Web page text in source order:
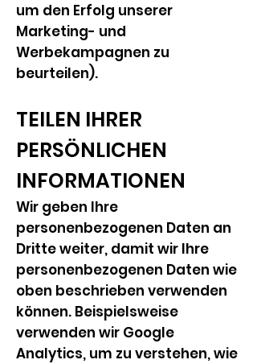
um den Erfolg unserer
Marketing- und
Werbekampagnen zu
beurteilen).
TEILEN IHRER
PERSÖNLICHEN
INFORMATIONEN
Wir geben Ihre
personenbezogenen Daten an
Dritte weiter, damit wir Ihre
personenbezogenen Daten wie
oben beschrieben verwenden
können. Beispielsweise
verwenden wir Google
Analytics, um zu verstehen, wie